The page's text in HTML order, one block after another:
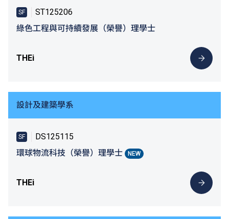
SF
ST125206
綠色工程與可持續發展（榮譽）理學士
THEi
設計及建築學系
SF
DS125115
環球物流科技（榮譽）理學士
NEW
THEi